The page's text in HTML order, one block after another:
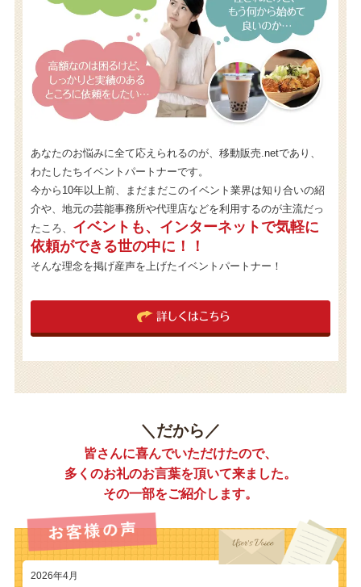
あなたのお悩みに全て応えられるのが、移動販売.netであり、
わたしたちイベントパートナーです。
今から10年以上前、まだまだこのイベント業界は知り合いの紹
介や、地元の芸能事務所や代理店などを利用するのが主流だっ
たころ、 イベントも、インターネットで気軽に
依頼ができる世の中に！！
そんな理念を掲げ産声を上げたイベントパートナー！
詳しくはこちら
＼だから／
皆さんに喜んでいただけたので、
多くのお礼のお言葉を頂いて来ました。
その一部をご紹介します。
2026年4月